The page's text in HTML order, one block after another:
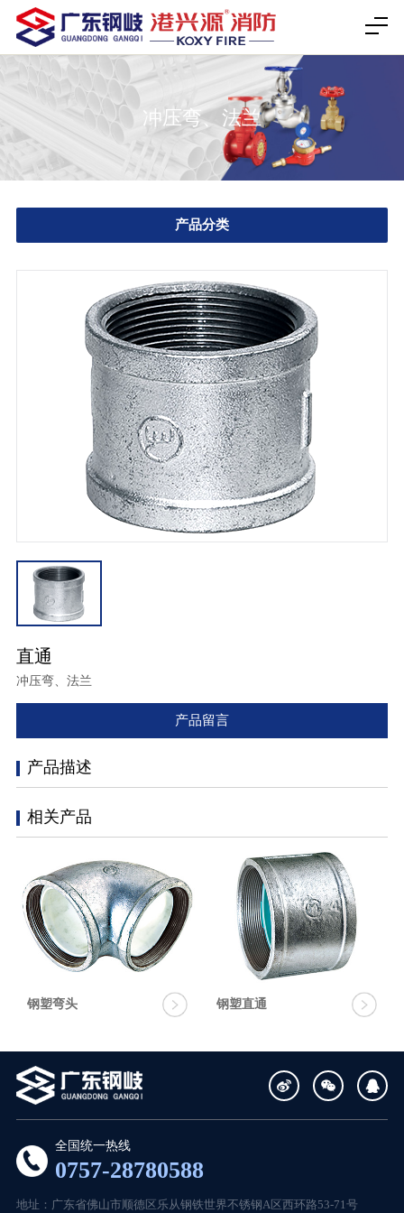
冲压弯、法兰
产品分类
直通
冲压弯、法兰
产品留言
产品描述
相关产品
钢塑弯头 钢塑直通
全国统一热线
0757-28780588
地址：广东省佛山市顺德区乐从钢铁世界不锈钢A区西环路53-71号